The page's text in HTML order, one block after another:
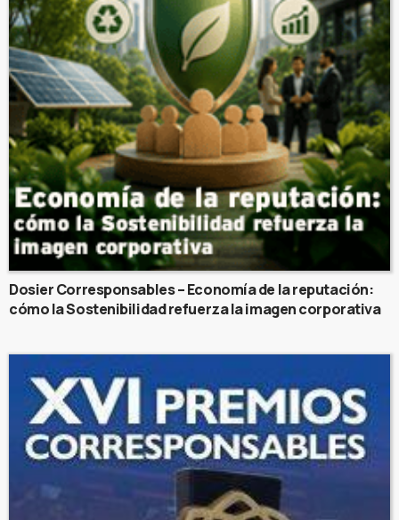
Dosier Corresponsables – Economía de la reputación:
cómo la Sostenibilidad refuerza la imagen corporativa